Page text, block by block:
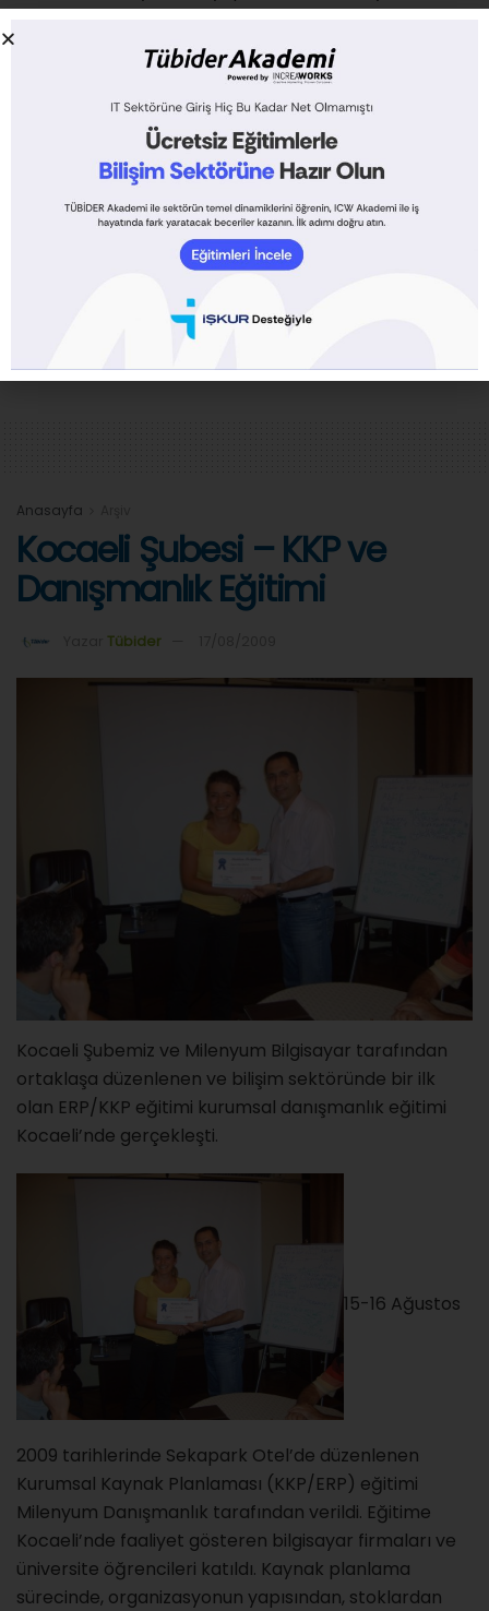
Türkiye Bilişim Vakfı genel sekreteri Behçet Envarlı
tarafından yönetilen “Bilişim Sektörü Bayi Kanalının
Sorunları ve Çözüm Önerileri” konulu panel ve akşam
yemeği ile son buldu. Panele TÜBİDER Yönetim Kurulu
başkanı Erkin Fındık, Penta Bilgisayar Yönetim Kurulu
Başkanı Mürsel Özçelik, Center Bilgisayar Genel
Müdürü Ecmel Bircan, TNB Bilgisayar Genel Müdürü
Aytaç Biter ve Tesan İletişim Genel Müdürü Rüştü
Anasayfa
Kocaeli Şubesi – KKP ve
Danışmanlık Eğitimi
Tübider
Kocaeli Şubemiz ve Milenyum Bilgisayar tarafından
ortaklaşa düzenlenen ve bilişim sektöründe bir ilk
olan ERP/KKP eğitimi kurumsal danışmanlık eğitimi
Kocaeli’nde gerçekleşti.
15-16 Ağustos
2009 tarihlerinde Sekapark Otel’de düzenlenen
Kurumsal Kaynak Planlaması (KKP/ERP) eğitimi
Milenyum Danışmanlık tarafından verildi. Eğitime
Kocaeli’nde faaliyet gösteren bilgisayar firmaları ve
üniversite öğrencileri katıldı. Kaynak planlama
sürecinde, organizasyonun yapısından, stoklardan